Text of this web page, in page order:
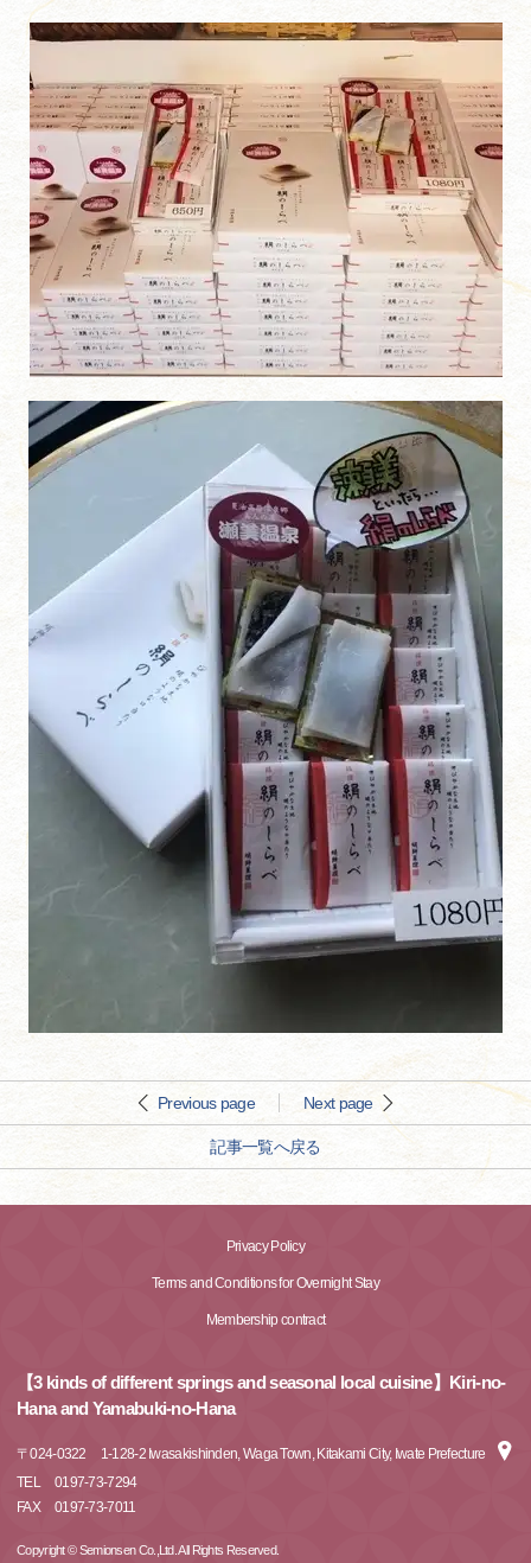
Previous page Next page
記事一覧へ戻る
Privacy Policy
Terms and Conditions for Overnight Stay
Membership contract
【3 kinds of different springs and seasonal local cuisine】Kiri-no-
Hana and Yamabuki-no-Hana
〒024-0322
1-128-2 Iwasakishinden, Waga Town, Kitakami City, Iwate Prefecture
TEL
0197-73-7294
FAX
0197-73-7011
Copyright © Semionsen Co.,Ltd. All Rights Reserved.